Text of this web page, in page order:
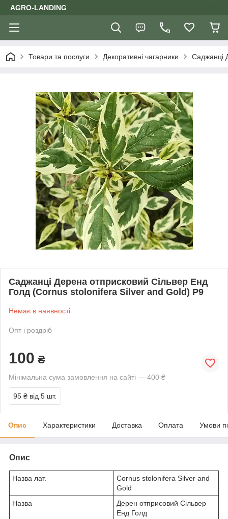
AGRO-LANDING
Товари та послуги Декоративні чагарники Саджанці
Саджанці Дерена отприсковий Сільвер Енд
Голд (Cornus stolonifera Silver and Gold) Р9
Немає в наявності
Опт і роздріб
100 ₴
Мінімальна сума замовлення на сайті — 400 ₴
95 ₴ від 5 шт.
Опис Характеристики Доставка Оплата Умови
Опис
Назва лат.
Cornus stolonifera Silver and
Gold
Назва
Дерен отприсовий Сільвер
Енд Голд